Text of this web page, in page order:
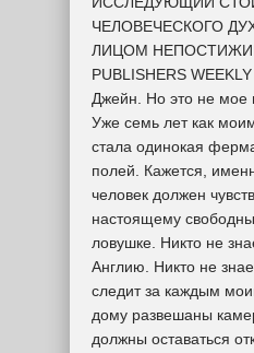
ЧЕЛОВЕЧЕСКОГО
ЛИЦОМ
PUBLISHERS
Джейн. Но это не мое
Уже семь лет как
стала одинокая
полей. Кажется,
человек должен
настоящему
ловушке. Никто не
Англию. Никто не
следит за каждым
дому развешаны
должны оставаться